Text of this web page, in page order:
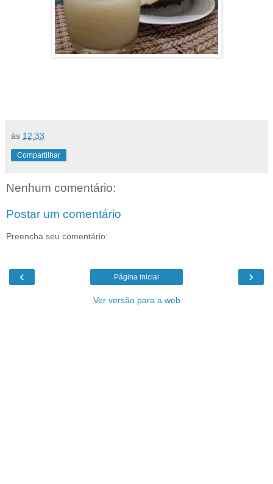
às 12:33
Compartilhar
Nenhum comentário:
Postar um comentário
Preencha seu comentário:
‹ ›
Página inicial
Ver versão para a web